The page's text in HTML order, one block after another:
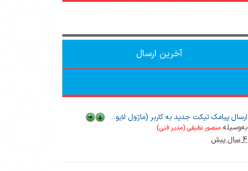
آخرین ارسال
ارسال پیامک تیکت جدید به کاربر (ماژول لایو...
به‌وسیله منصور نظیفی (مدیر فنی)
4 سال پیش